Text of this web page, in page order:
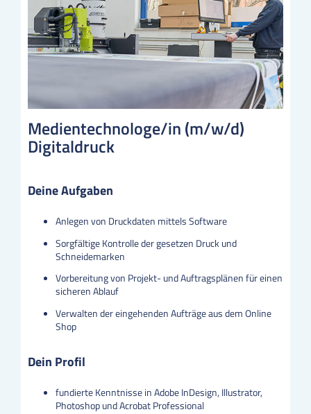
Medientechnologe/in (m/w/d)
Digitaldruck
Deine Aufgaben
Anlegen von Druckdaten mittels Software
Sorgfältige Kontrolle der gesetzen Druck und
Schneidemarken
Vorbereitung von Projekt- und Auftragsplänen für einen
sicheren Ablauf
Verwalten der eingehenden Aufträge aus dem Online
Shop
Dein Profil
fundierte Kenntnisse in Adobe InDesign, Illustrator,
Photoshop und Acrobat Professional